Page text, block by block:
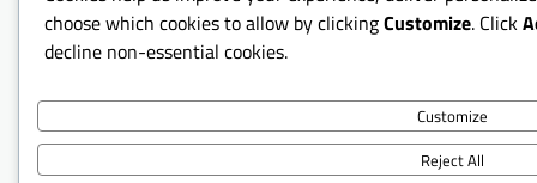
choose which cookies to allow by clickingCustomize. Click
decline non-essential cookies.
Customize
Reject All